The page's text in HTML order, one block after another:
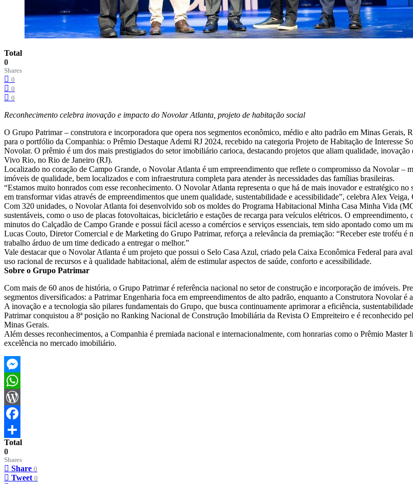
Total
0
Shares
0
0
0
Reconhecimento celebra inovação e impacto do Novolar Atlanta, projeto de habitação social
O Grupo Patrimar – construtora e incorporadora que opera nos segmentos econômico, médio e alto padrão em Minas
para o portfólio da Companhia: o Prêmio Destaque Ademi RJ 2024, recebido na categoria Projeto de Habitação de Interesse
Novolar. O prêmio é um dos mais prestigiados do setor imobiliário carioca, destacando projetos que aliam qualidade,
Vivo Rio, no Rio de Janeiro (RJ).
Localizado no coração de Campo Grande, o Novolar Atlanta é um empreendimento que reflete o compromisso da Novolar –
imóveis de qualidade, bem localizados e com infraestrutura completa para atender às necessidades das famílias brasileiras.
“Estamos muito honrados com esse reconhecimento. O Novolar Atlanta representa o que há de mais inovador e estratégico
em transformar vidas através de empreendimentos que unem qualidade, sustentabilidade e acessibilidade”, celebra Alex
Com 320 unidades, o Novolar Atlanta foi desenvolvido sob os moldes do Programa Habitacional Minha Casa Minha Vida
sustentáveis, como o uso de placas fotovoltaicas, bicicletário e estações de recarga para veículos elétricos. O
minutos do Calçadão de Campo Grande e possui fácil acesso a comércios e serviços essenciais, tem sido apontado como um
Lucas Couto, Diretor Comercial e de Marketing do Grupo Patrimar, reforça a relevância da premiação: “Receber este troféu
trabalho árduo de um time dedicado a entregar o melhor.”
Vale destacar que o Novolar Atlanta é um projeto que possui o Selo Casa Azul, criado pela Caixa Econômica Federal para
uso racional de recursos e à qualidade habitacional, além de estimular aspectos de saúde, conforto e acessibilidade.
Sobre o Grupo Patrimar
Com mais de 60 anos de história, o Grupo Patrimar é referência nacional no setor de construção e incorporação de imóveis.
segmentos diversificados: a Patrimar Engenharia foca em empreendimentos de alto padrão, enquanto a Construtora Novolar é
A inovação e a tecnologia são pilares fundamentais do Grupo, que busca continuamente aprimorar a eficiência,
Patrimar conquistou a 8ª posição no Ranking Nacional de Construção Imobiliária da Revista O Empreiteiro e é reconhecido
Minas Gerais.
Além desses reconhecimentos, a Companhia é premiada nacional e internacionalmente, com honrarias como o Prêmio
excelência no mercado imobiliário.
Messenger
WhatsApp
WordPress
Facebook
Share
Total
0
Shares
Share 0
Tweet 0